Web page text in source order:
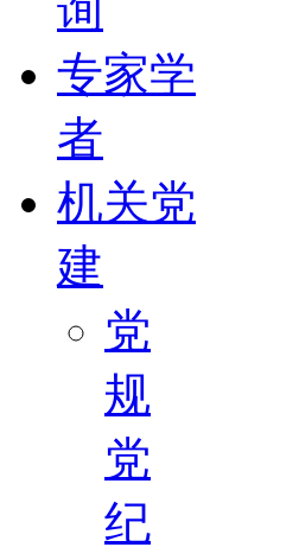
专家学
者
机关党
建
党
规
党
纪